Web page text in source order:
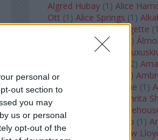
personal or
out section to
you may
us or personal
opt-out of the
Algred Hubay (1 ) Alice
Ott (1 ) Alice Springs (1 )
Clayton (1) Allen Midgette (1
Almásy László Ede
)
(1 Álom
2)
Ambroise Thomas
)
Ambrus Kyri
Amélie (1 )
Amikor Galéria
Amrita
Baroque
Amy
Andrea del Verrocchio (1 )
Tarkovszkij
Andrew